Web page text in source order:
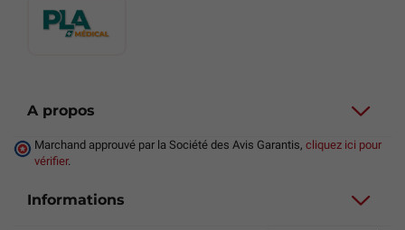
A propos
Marchand approuvé par la Société des Avis Garantis, cliquez ici pour
vérifier.
Informations